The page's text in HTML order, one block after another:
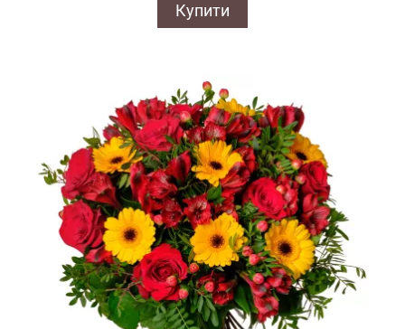
Купити